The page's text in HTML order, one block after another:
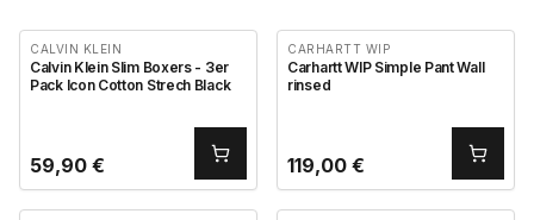
CALVIN KLEIN
Calvin Klein Slim Boxers - 3er
Pack Icon Cotton Strech Black
59,90 €
CARHARTT WIP
Carhartt WIP Simple Pant Wall
rinsed
119,00 €